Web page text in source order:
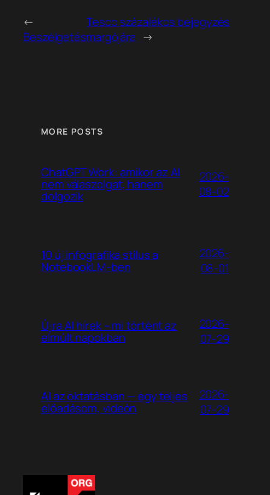
←
Beszélgetés
Tesco százalékos bejegyzés
margójára →
MORE POSTS
ChatGPT Work: amikor az AI
nem válaszolgat, hanem
dolgozik
2026-
08-02
10 új infografika stílus a
NotebookLM-ben
2026-
08-01
Újra AI hírek – mi történt az
elmúlt napokban
2026-
07-29
AI az oktatásban — egy teljes
előadásom, videón
2026-
07-29